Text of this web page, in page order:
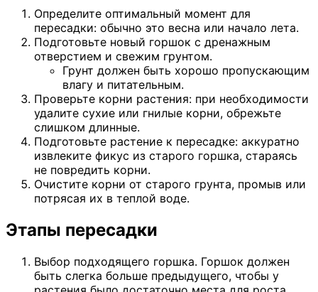
Определите оптимальный момент для
пересадки: обычно это весна или начало лета.
Подготовьте новый горшок с дренажным
отверстием и свежим грунтом.
Грунт должен быть хорошо пропускающим
влагу и питательным.
Проверьте корни растения: при необходимости
удалите сухие или гнилые корни, обрежьте
слишком длинные.
Подготовьте растение к пересадке: аккуратно
извлеките фикус из старого горшка, стараясь
не повредить корни.
Очистите корни от старого грунта, промыв или
потрясая их в теплой воде.
Этапы пересадки
Выбор подходящего горшка. Горшок должен
быть слегка больше предыдущего, чтобы у